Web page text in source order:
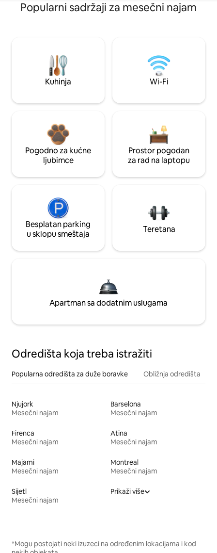
Popularni sadržaji za mesečni najam
Kuhinja Wi-Fi
Pogodno za kućne
ljubimce
Prostor pogodan
za rad na laptopu
Besplatan parking
u sklopu smeštaja
Teretana
Apartman sa dodatnim uslugama
Odredišta koja treba istražiti
Popularna odredišta za duže boravke Obližnja odredišta
Njujork
Mesečni najam
Barselona
Mesečni najam
Firenca
Mesečni najam
Atina
Mesečni najam
Majami
Mesečni najam
Montreal
Mesečni najam
Sijetl
Mesečni najam
Prikaži više
*Mogu postojati neki izuzeci na određenim lokacijama i kod